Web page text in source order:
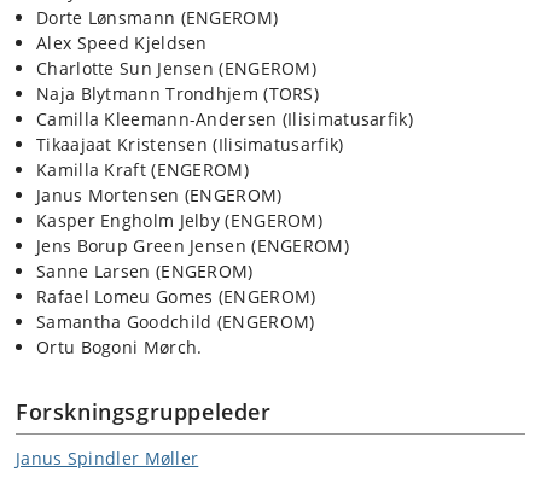
Dorte Lønsmann (ENGEROM)
Alex Speed Kjeldsen
Charlotte Sun Jensen (ENGEROM)
Naja Blytmann Trondhjem (TORS)
Camilla Kleemann-Andersen (Ilisimatusarfik)
Tikaajaat Kristensen (Ilisimatusarfik)
Kamilla Kraft (ENGEROM)
Janus Mortensen (ENGEROM)
Kasper Engholm Jelby (ENGEROM)
Jens Borup Green Jensen (ENGEROM)
Sanne Larsen (ENGEROM)
Rafael Lomeu Gomes (ENGEROM)
Samantha Goodchild (ENGEROM)
Ortu Bogoni Mørch.
Forskningsgruppeleder
Janus Spindler Møller